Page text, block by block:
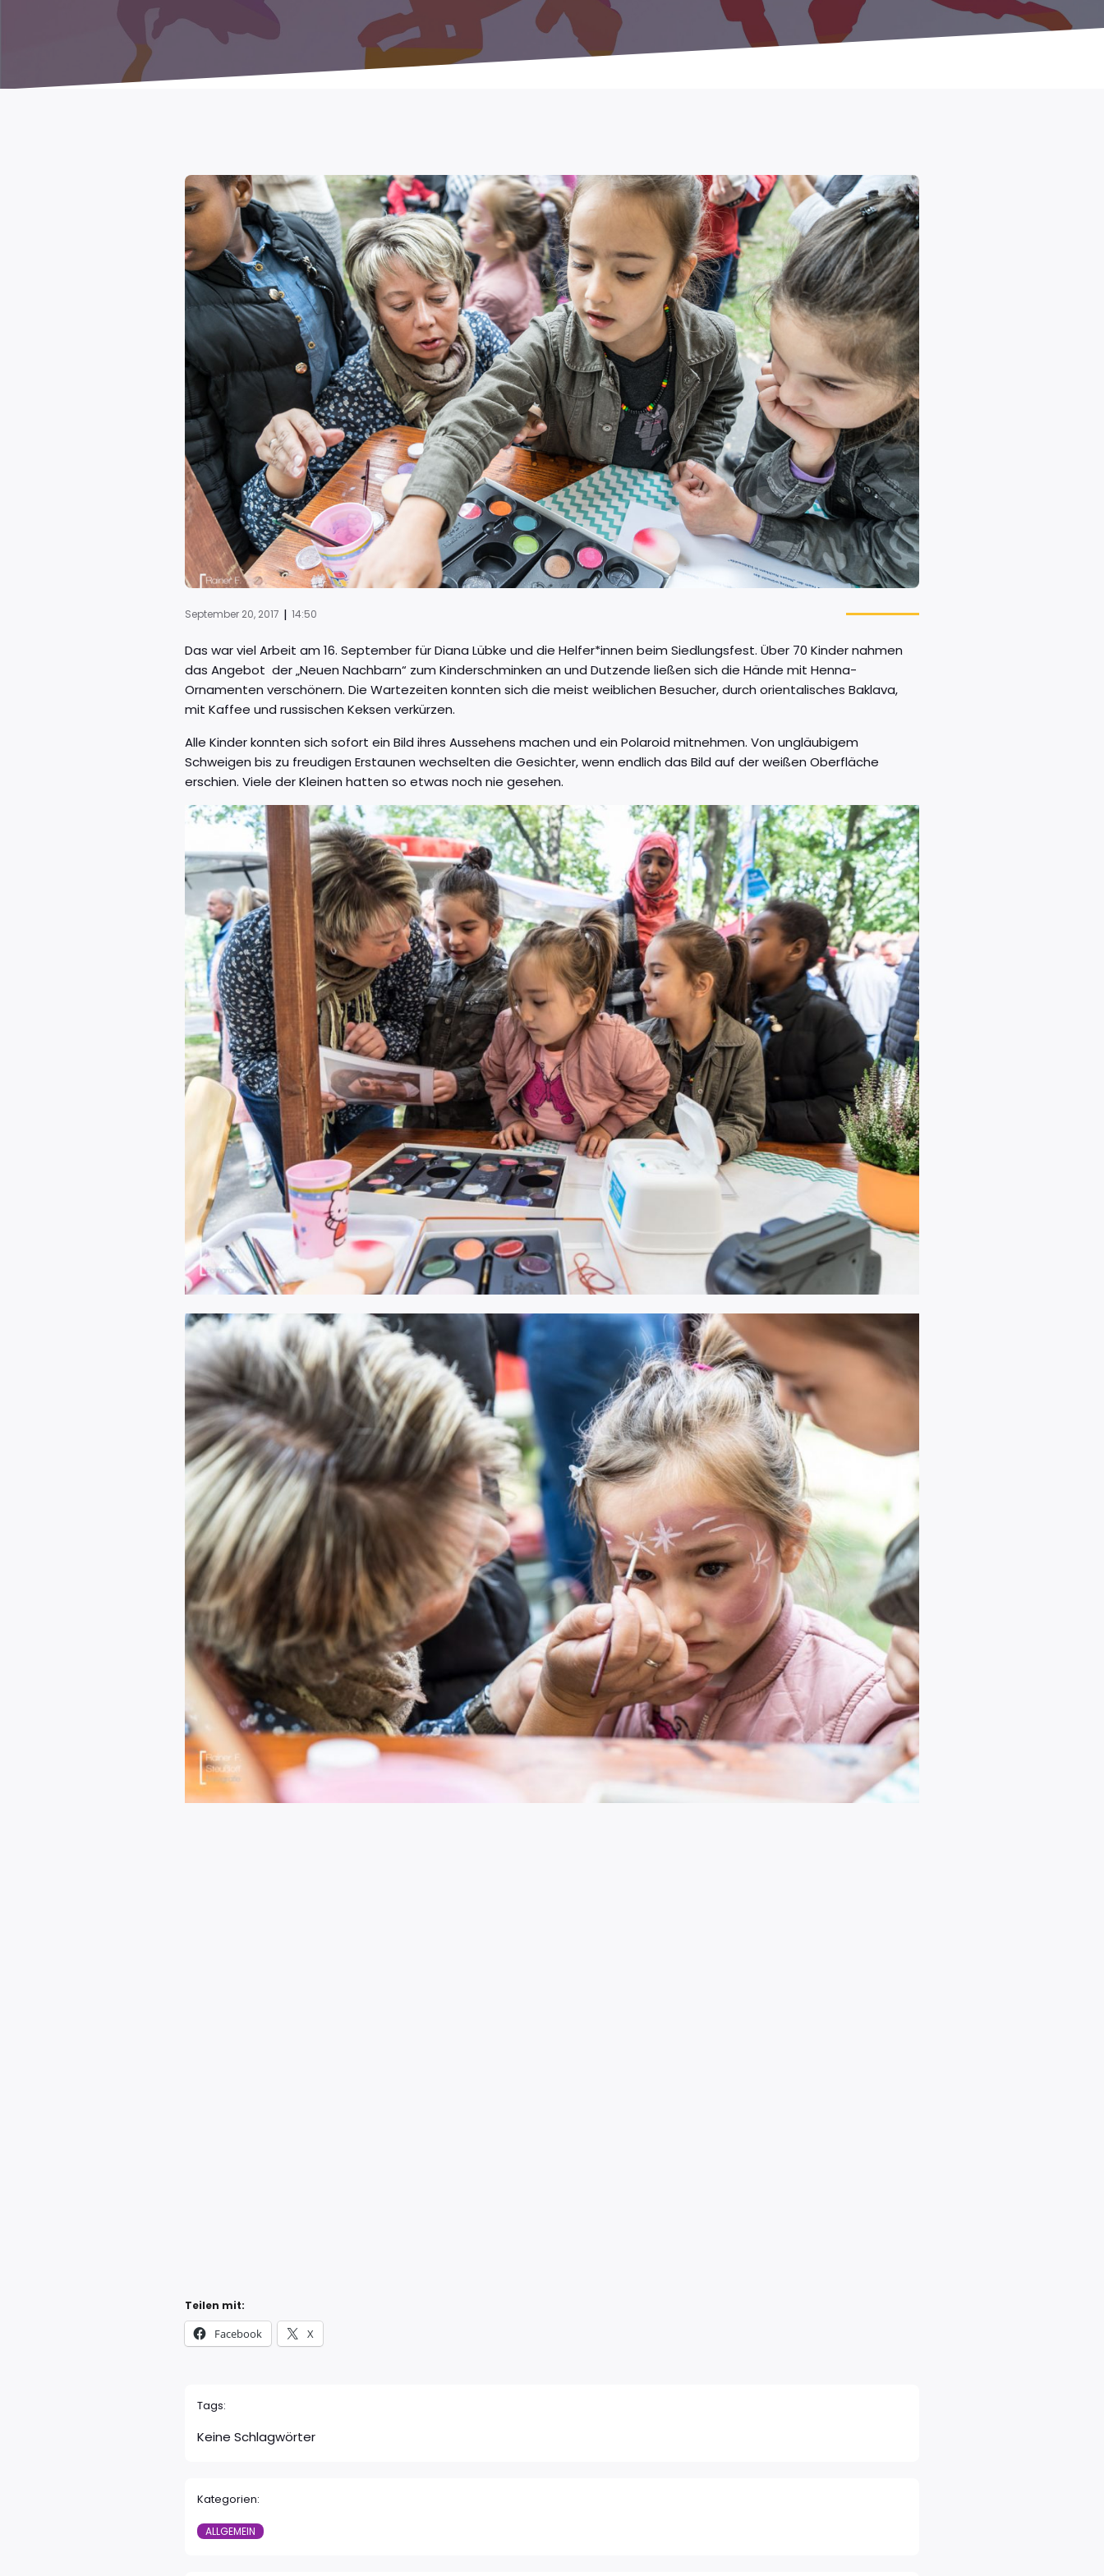
September 20, 2017 | 14:50
Das war viel Arbeit am 16. September für Diana Lübke und die Helfer*innen beim Siedlungsfest. Über 70 Kinder nahmen
das Angebot der „Neuen Nachbarn“ zum Kinderschminken an und Dutzende ließen sich die Hände mit Henna-
Ornamenten verschönern. Die Wartezeiten konnten sich die meist weiblichen Besucher, durch orientalisches Baklava,
mit Kaffee und russischen Keksen verkürzen.
Alle Kinder konnten sich sofort ein Bild ihres Aussehens machen und ein Polaroid mitnehmen. Von ungläubigem
Schweigen bis zu freudigen Erstaunen wechselten die Gesichter, wenn endlich das Bild auf der weißen Oberfläche
erschien. Viele der Kleinen hatten so etwas noch nie gesehen.
Teilen mit:
Facebook X
Tags:
Keine Schlagwörter
Kategorien:
ALLGEMEIN